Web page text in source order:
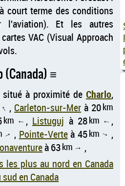
court terme des conditions
l'aviation). Et les autres
VAC (Visual Approach
(Canada)
à proximité de Charlo,
↑ , Carleton-sur-Mer à 20km
km ↑ , Listuguj à 28km ↑
,
↑ , Pointe-Verteà 45km ↑ ,
à 63km ↑
,
les plus au nord en Canada
en Canada